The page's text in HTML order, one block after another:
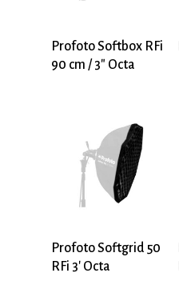
Profoto Softbox RFi
90 cm / 3″ Octa
Profoto Softgrid 50
RFi 3′ Octa